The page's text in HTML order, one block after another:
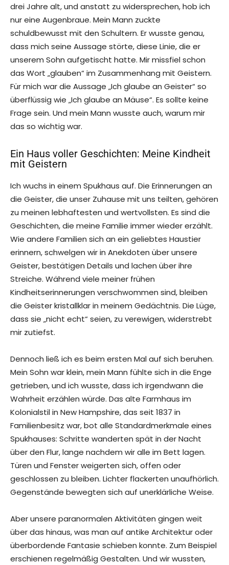
drei Jahre alt, und anstatt zu widersprechen, hob ich
nur eine Augenbraue. Mein Mann zuckte
schuldbewusst mit den Schultern. Er wusste genau,
dass mich seine Aussage störte, diese Linie, die er
unserem Sohn aufgetischt hatte. Mir missfiel schon
das Wort „glauben“ im Zusammenhang mit Geistern.
Für mich war die Aussage „Ich glaube an Geister“ so
überflüssig wie „Ich glaube an Mäuse“. Es sollte keine
Frage sein. Und mein Mann wusste auch, warum mir
das so wichtig war.
Ein Haus voller Geschichten: Meine Kindheit
mit Geistern
Ich wuchs in einem Spukhaus auf. Die Erinnerungen an
die Geister, die unser Zuhause mit uns teilten, gehören
zu meinen lebhaftesten und wertvollsten. Es sind die
Geschichten, die meine Familie immer wieder erzählt.
Wie andere Familien sich an ein geliebtes Haustier
erinnern, schwelgen wir in Anekdoten über unsere
Geister, bestätigen Details und lachen über ihre
Streiche. Während viele meiner frühen
Kindheitserinnerungen verschwommen sind, bleiben
die Geister kristallklar in meinem Gedächtnis. Die Lüge,
dass sie „nicht echt“ seien, zu verewigen, widerstrebt
mir zutiefst.
Dennoch ließ ich es beim ersten Mal auf sich beruhen.
Mein Sohn war klein, mein Mann fühlte sich in die Enge
getrieben, und ich wusste, dass ich irgendwann die
Wahrheit erzählen würde. Das alte Farmhaus im
Kolonialstil in New Hampshire, das seit 1837 in
Familienbesitz war, bot alle Standardmerkmale eines
Spukhauses: Schritte wanderten spät in der Nacht
über den Flur, lange nachdem wir alle im Bett lagen.
Türen und Fenster weigerten sich, offen oder
geschlossen zu bleiben. Lichter flackerten unaufhörlich.
Gegenstände bewegten sich auf unerklärliche Weise.
Aber unsere paranormalen Aktivitäten gingen weit
über das hinaus, was man auf antike Architektur oder
überbordende Fantasie schieben konnte. Zum Beispiel
erschienen regelmäßig Gestalten. Und wir wussten,